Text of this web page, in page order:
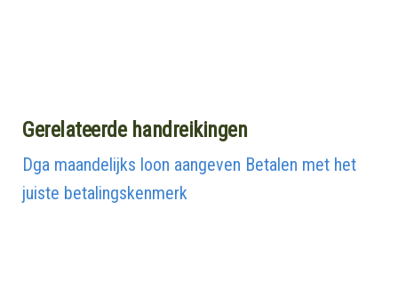
Gerelateerde handreikingen
Dga maandelijks loon aangeven Betalen met het
juiste betalingskenmerk